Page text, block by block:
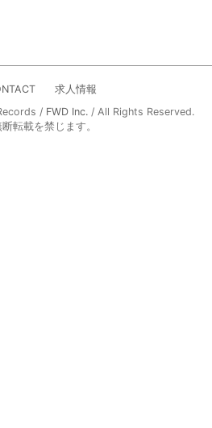
求人情報
/ FWD Inc./ All Rights Reserved.
転載を禁じます。